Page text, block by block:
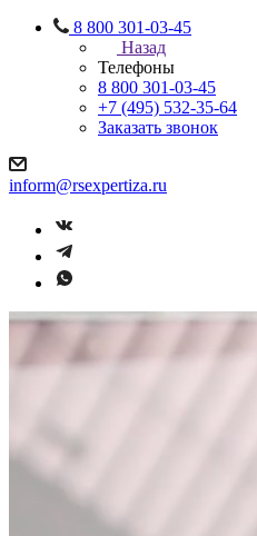
8 800 301-03-45
Назад
Телефоны
8 800 301-03-45
+7 (495) 532-35-64
Заказать звонок
inform@rsexpertiza.ru